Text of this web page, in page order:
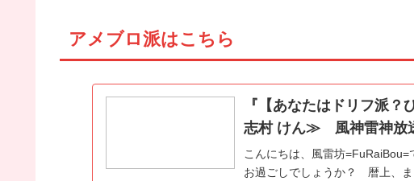
アメブロ派はこちら
『【あなたはドリフ派
志村 けん≫ 風神雷神放
こんにちは、風雷坊
お過ごしでしょうか？ 暦上、